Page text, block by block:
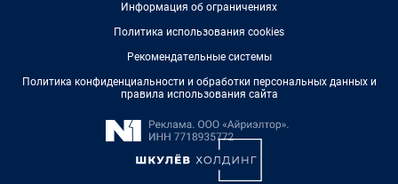
Информация об ограничениях
Политика использования cookies
Рекомендательные системы
Политика конфиденциальности и обработки персональных данных и
правила использования сайта